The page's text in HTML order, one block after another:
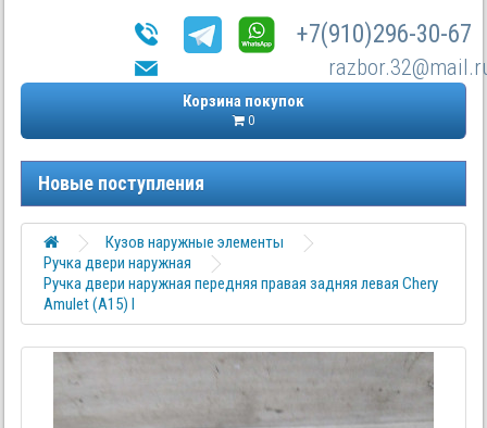
+7(910)296-30-67
Корзина покупок
0
Новые поступления
Кузов наружные элементы
Ручка двери наружная
Ручка двери наружная передняя правая задняя левая Chery
Amulet (A15) I